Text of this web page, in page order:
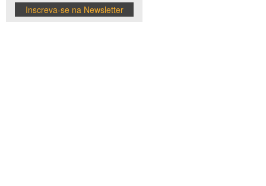
Inscreva-se na Newsletter